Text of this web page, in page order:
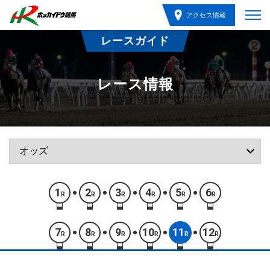
アクセス情報
レースガイド
レース情報
1 R 2R 3R 4R 5R 6R
7 R 8R 9R 10R 11 R 12R